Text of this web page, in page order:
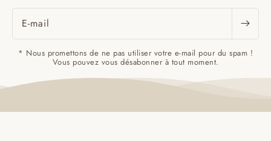
E-mail
* Nous promettons de ne pas utiliser votre e-mail pour du spam !
Vous pouvez vous désabonner à tout moment.